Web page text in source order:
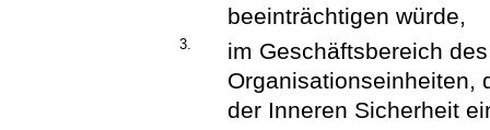
beeinträchtigen würde,
3.
im Geschäftsbereich
Organisationseinheiten,
der Inneren Sicherheit